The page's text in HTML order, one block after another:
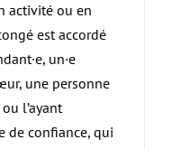
activité ou en
est accordé
un·e
une personne
l’ayant
de confiance, qui